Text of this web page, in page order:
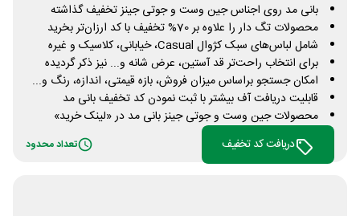
بانی مد روی اجناس جین وست و جوتی جینز تخفیف گذاشته
محصولات تگ دار را علاوه بر 70% تخفیف با کد ارزان‌تر بخرید
شامل لباس‌های سبک کژوال Casual، خیابانی، کلاسیک و غیره
برای انتخاب راحت‌تر قد آستین، عرض شانه و... نیز ذکر گردیده
امکان جستجو براساس میزان فروش، بازه قیمتی، اندازه، رنگ و...
قابلیت دریافت آف بیشتر با ثبت نمودن کد تخفیف بانی مد
محصولات جین وست و جوتی جینز بانی مد در «لینک خرید»
دریافت کد تخفیف
تعداد محدود